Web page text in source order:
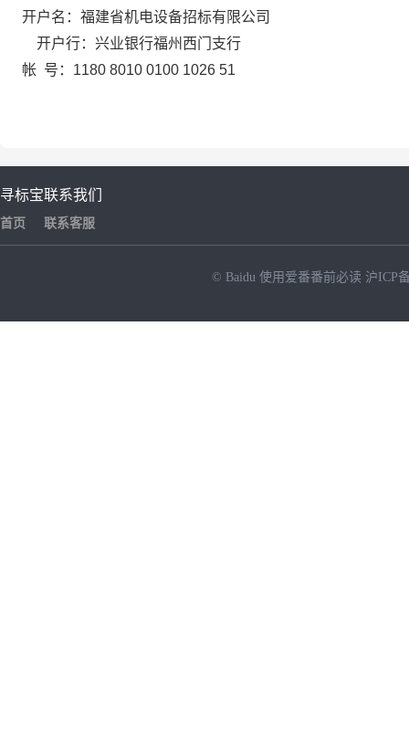
开户名：福建省机电设备招标有限公司
开户行： 兴业银行福州西门支行
帐 号： 1180 8010 0100 1026 51
寻标宝
首页
联系我们
联系客服
© Baidu 使用爱番番前必读 沪ICP